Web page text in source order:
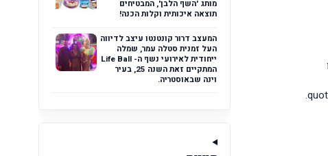
הצגות הילדים &quot;דירה להשכיר&quot; (2.8), &quot;הכינה נחמה&quot; (17.8) ו-&quot;מי אכל את הדייסה שלי&quot; (31.8).
מותג 'השף הלבן', המבטיחים
תוצאה איכותית וקלות הכנה!
המעצב דרור קונטנטו עיצב לדיווה
העל זמנית סטלה עמר, שמלה
ייחודית לאירועי נשף ה- Life Ball
המתקיים זאת השנה 25, בעיר
וינה שבאוסטריה.